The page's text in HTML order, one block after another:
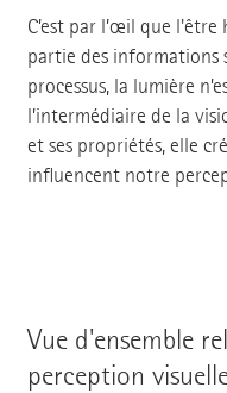
C’est par l’œil que
partie des informations
processus, la lumière
l’intermédiaire de la
et ses propriétés, elle
influencent notre
Vue d'ensemble
perception